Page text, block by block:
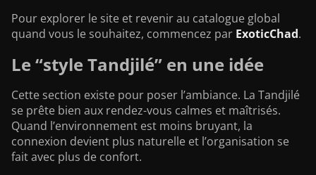
Pour explorer le site et revenir au catalogue global
quand vous le souhaitez, commencez par ExoticChad.
Le “style Tandjilé” en une idée
Cette section existe pour poser l’ambiance. La Tandjilé
se prête bien aux rendez-vous calmes et maîtrisés.
Quand l’environnement est moins bruyant, la
connexion devient plus naturelle et l’organisation se
fait avec plus de confort.